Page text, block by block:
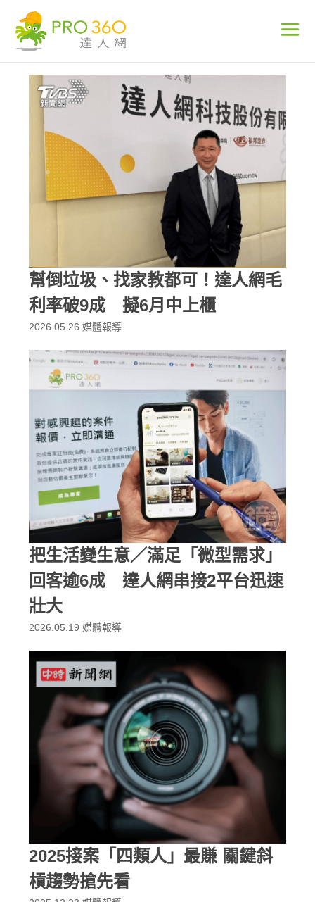
幫倒垃圾、找家教都可！達人網毛
利率破9成 擬6月中上櫃
2026.05.26 媒體報導
把生活變生意／滿足「微型需求」
回客逾6成 達人網串接2平台迅速
壯大
2026.05.19 媒體報導
2025接案「四類人」最賺 關鍵斜
槓趨勢搶先看